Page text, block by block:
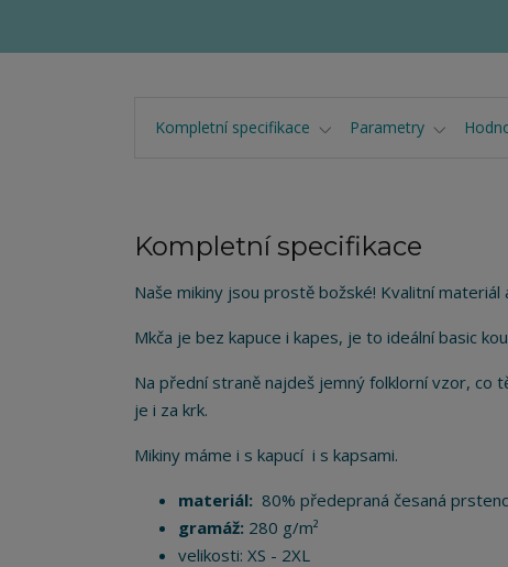
Kompletní specifikace Parametry
Kompletní specifikace
Naše mikiny jsou prostě božské! Kvalitní
Mkča je bez kapuce i kapes, je to ideální basic
Na přední straně najdeš jemný folklorní vzor, co
je i za krk.
Mikiny máme i s kapucí i s kapsami.
materiál: 80% předepraná česaná
gramáž: 280 g/m²
velikosti: XS - 2XL